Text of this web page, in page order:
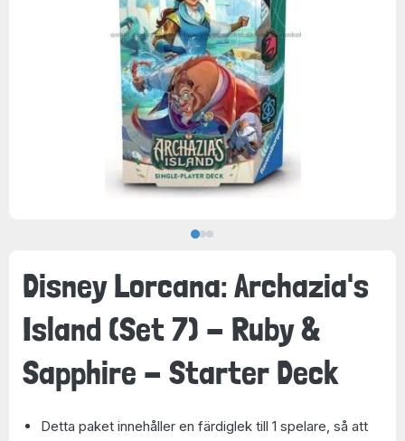
Disney Lorcana: Archazia's
Island (Set 7) - Ruby &
Sapphire - Starter Deck
Detta paket innehåller en färdiglek till 1 spelare, så att